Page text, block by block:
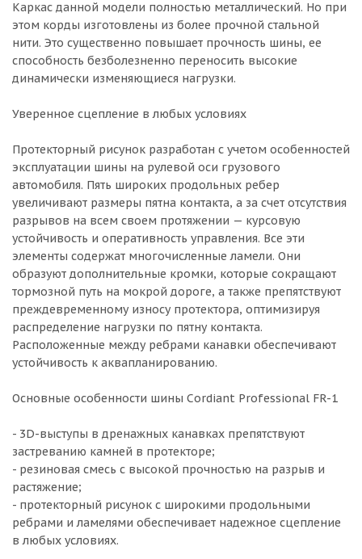
Каркас данной модели полностью металлический. Но при
этом корды изготовлены из более прочной стальной
нити. Это существенно повышает прочность шины, ее
способность безболезненно переносить высокие
динамически изменяющиеся нагрузки.
Уверенное сцепление в любых условиях
Протекторный рисунок разработан с учетом особенностей
эксплуатации шины на рулевой оси грузового
автомобиля. Пять широких продольных ребер
увеличивают размеры пятна контакта, а за счет отсутствия
разрывов на всем своем протяжении — курсовую
устойчивость и оперативность управления. Все эти
элементы содержат многочисленные ламели. Они
образуют дополнительные кромки, которые сокращают
тормозной путь на мокрой дороге, а также препятствуют
преждевременному износу протектора, оптимизируя
распределение нагрузки по пятну контакта.
Расположенные между ребрами канавки обеспечивают
устойчивость к аквапланированию.
Основные особенности шины Cordiant Professional FR-1
- 3D-выступы в дренажных канавках препятствуют
застреванию камней в протекторе;
- резиновая смесь с высокой прочностью на разрыв и
растяжение;
- протекторный рисунок с широкими продольными
ребрами и ламелями обеспечивает надежное сцепление
в любых условиях.